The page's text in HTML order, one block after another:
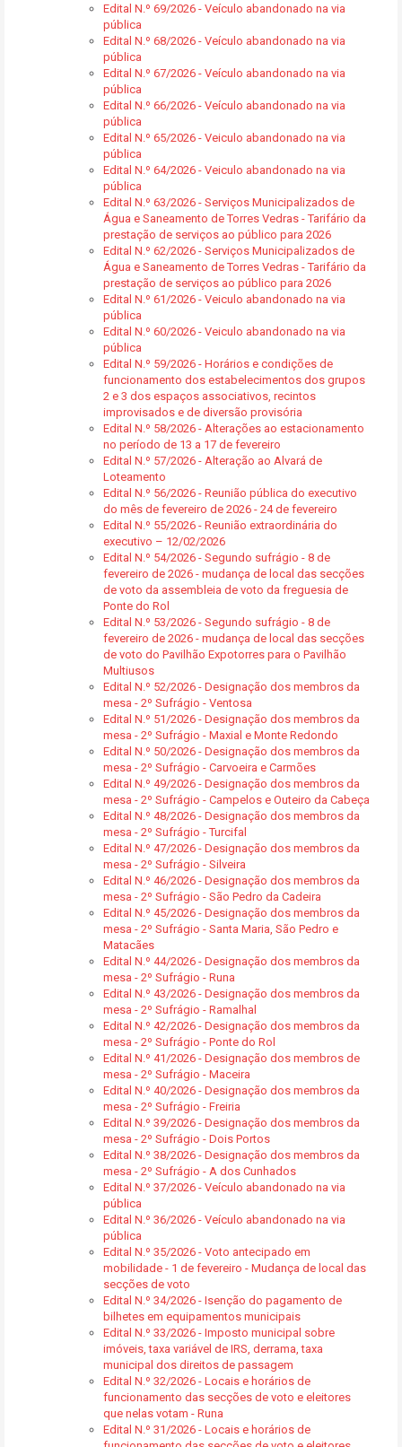
Edital N.º 69/2026 - Veículo abandonado na via
pública
Edital N.º 68/2026 - Veículo abandonado na via
pública
Edital N.º 67/2026 - Veículo abandonado na via
pública
Edital N.º 66/2026 - Veículo abandonado na via
pública
Edital N.º 65/2026 - Veiculo abandonado na via
pública
Edital N.º 64/2026 - Veiculo abandonado na via
pública
Edital N.º 63/2026 - Serviços Municipalizados de
Água e Saneamento de Torres Vedras - Tarifário da
prestação de serviços ao público para 2026
Edital N.º 62/2026 - Serviços Municipalizados de
Água e Saneamento de Torres Vedras - Tarifário da
prestação de serviços ao público para 2026
Edital N.º 61/2026 - Veiculo abandonado na via
pública
Edital N.º 60/2026 - Veiculo abandonado na via
pública
Edital N.º 59/2026 - Horários e condições de
funcionamento dos estabelecimentos dos grupos
2 e 3 dos espaços associativos, recintos
improvisados e de diversão provisória
Edital N.º 58/2026 - Alterações ao estacionamento
no período de 13 a 17 de fevereiro
Edital N.º 57/2026 - Alteração ao Alvará de
Loteamento
Edital N.º 56/2026 - Reunião pública do executivo
do mês de fevereiro de 2026 - 24 de fevereiro
Edital N.º 55/2026 - Reunião extraordinária do
executivo – 12/02/2026
Edital N.º 54/2026 - Segundo sufrágio - 8 de
fevereiro de 2026 - mudança de local das secções
de voto da assembleia de voto da freguesia de
Ponte do Rol
Edital N.º 53/2026 - Segundo sufrágio - 8 de
fevereiro de 2026 - mudança de local das secções
de voto do Pavilhão Expotorres para o Pavilhão
Multiusos
Edital N.º 52/2026 - Designação dos membros da
mesa - 2º Sufrágio - Ventosa
Edital N.º 51/2026 - Designação dos membros da
mesa - 2º Sufrágio - Maxial e Monte Redondo
Edital N.º 50/2026 - Designação dos membros da
mesa - 2º Sufrágio - Carvoeira e Carmões
Edital N.º 49/2026 - Designação dos membros da
mesa - 2º Sufrágio - Campelos e Outeiro da Cabeça
Edital N.º 48/2026 - Designação dos membros da
mesa - 2º Sufrágio - Turcifal
Edital N.º 47/2026 - Designação dos membros da
mesa - 2º Sufrágio - Silveira
Edital N.º 46/2026 - Designação dos membros da
mesa - 2º Sufrágio - São Pedro da Cadeira
Edital N.º 45/2026 - Designação dos membros da
mesa - 2º Sufrágio - Santa Maria, São Pedro e
Matacães
Edital N.º 44/2026 - Designação dos membros da
mesa - 2º Sufrágio - Runa
Edital N.º 43/2026 - Designação dos membros da
mesa - 2º Sufrágio - Ramalhal
Edital N.º 42/2026 - Designação dos membros da
mesa - 2º Sufrágio - Ponte do Rol
Edital N.º 41/2026 - Designação dos membros de
mesa - 2º Sufrágio - Maceira
Edital N.º 40/2026 - Designação dos membros da
mesa - 2º Sufrágio - Freiria
Edital N.º 39/2026 - Designação dos membros da
mesa - 2º Sufrágio - Dois Portos
Edital N.º 38/2026 - Designação dos membros da
mesa - 2º Sufrágio - A dos Cunhados
Edital N.º 37/2026 - Veículo abandonado na via
pública
Edital N.º 36/2026 - Veículo abandonado na via
pública
Edital N.º 35/2026 - Voto antecipado em
mobilidade - 1 de fevereiro - Mudança de local das
secções de voto
Edital N.º 34/2026 - Isenção do pagamento de
bilhetes em equipamentos municipais
Edital N.º 33/2026 - Imposto municipal sobre
imóveis, taxa variável de IRS, derrama, taxa
municipal dos direitos de passagem
Edital N.º 32/2026 - Locais e horários de
funcionamento das secções de voto e eleitores
que nelas votam - Runa
Edital N.º 31/2026 - Locais e horários de